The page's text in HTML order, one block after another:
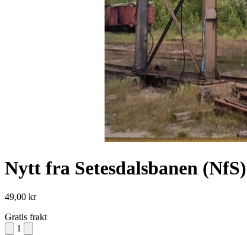
Nytt fra Setesdalsbanen
49,00 kr
Gratis frakt
1